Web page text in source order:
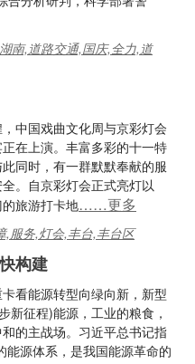
南,道路交通,国庆,全力,道
中国戏曲文化周与京彩灯会
在上演。丰富多彩的十一特
同时，有一群默默奉献的服
。自京彩灯会正式亮灯以
旅游打卡地……更多
,服务,灯会,丰台,丰台区
构建
看能源转型向绿向新，新型
新征程)能源，工业的粮食，
的主战场。习近平总书记指
能源体系，是我国能源革命的